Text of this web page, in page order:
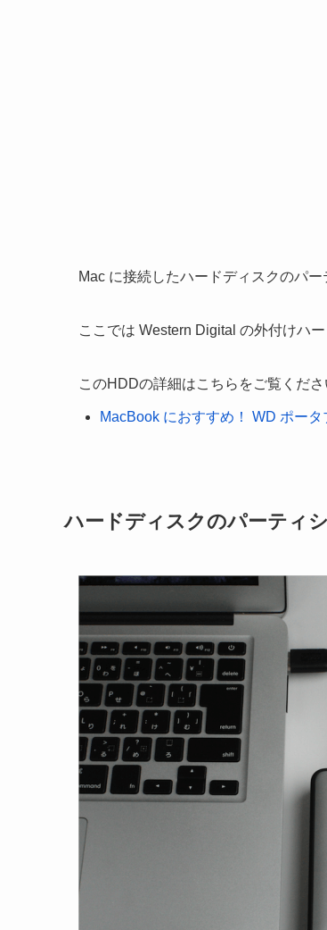
Mac に接続したハードディスクのパ
ここでは Western Digital の外付けハ
このHDDの詳細はこちらをご覧くださ
MacBook におすすめ！ WD ポー
ハードディスクのパーティ